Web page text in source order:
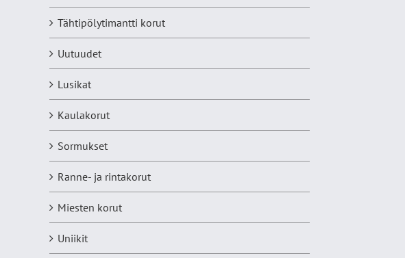
Tähtipölytimantti korut
Uutuudet
Lusikat
Kaulakorut
Sormukset
Ranne- ja rintakorut
Miesten korut
Uniikit